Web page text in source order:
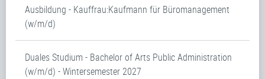
Ausbildung - Kauffrau:Kaufmann für Büromanagement
(w/m/d)
Duales Studium - Bachelor of Arts Public Administration
(w/m/d) - Wintersemester 2027